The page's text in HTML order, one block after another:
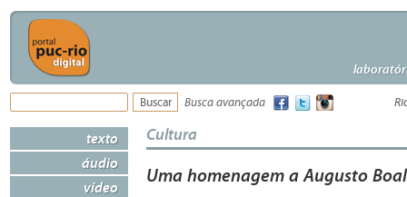
Busca avançada
texto
áudio
vídeo
Cultura
Uma homenagem a Augusto Boal